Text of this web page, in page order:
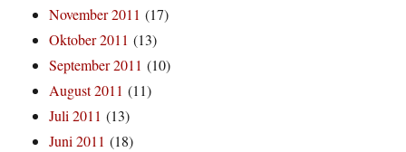
November 2011 (17)
Oktober 2011 (13)
September 2011 (10)
August 2011 (11)
Juli 2011 (13)
Juni 2011 (18)